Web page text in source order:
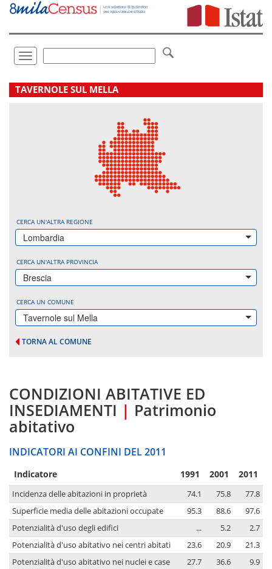
Vai
direttamente
Toggle
navigation
.
TAVERNOLE SUL MELLA
CERCA UN'ALTRA REGIONE
Lombardia
CERCA UN'ALTRA PROVINCIA
Brescia
CERCA UN COMUNE
Tavernole sul Mella
TORNA AL COMUNE
CONDIZIONI ABITATIVE ED
INSEDIAMENTI | Patrimonio
abitativo
INDICATORI AI CONFINI DEL 2011
Indicatore 1991 2001 2011
Incidenza delle abitazioni in proprietà 74.1 75.8
77.8
Superficie media delle abitazioni occupate
95.3 88.6
97.6
Potenzialità d'uso degli edifici
... 5.2
2.7
Potenzialità d'uso abitativo nei centri abitati
23.6 20.9
21.3
Potenzialità d'uso abitativo nei nuclei e case
27.7 36.6 9.9